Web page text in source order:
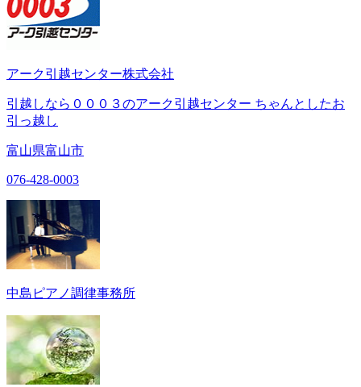
アーク引越センター株式会社
引越しなら０００３のアーク引越センター ちゃんとしたお
引っ越し
富山県富山市
076-428-0003
中島ピアノ調律事務所